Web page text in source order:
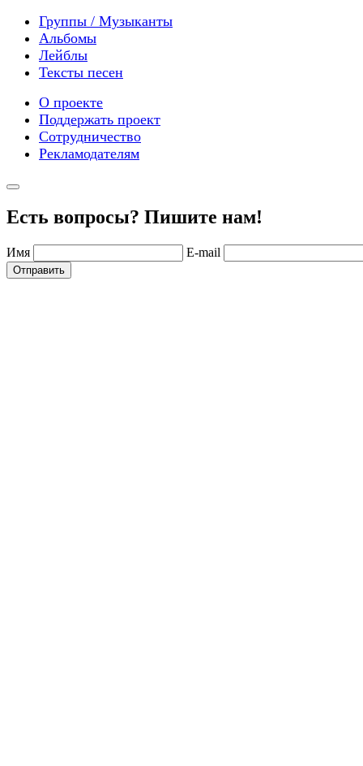
Группы / Музыканты
Альбомы
Лейблы
Тексты песен
О проекте
Поддержать проект
Сотрудничество
Рекламодателям
Есть вопросы? Пишите нам!
Имя E-mail